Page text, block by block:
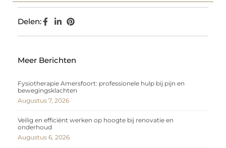
Delen:
Meer Berichten
Fysiotherapie Amersfoort: professionele hulp bij pijn en
bewegingsklachten
Augustus 7, 2026
Veilig en efficiënt werken op hoogte bij renovatie en
onderhoud
Augustus 6, 2026